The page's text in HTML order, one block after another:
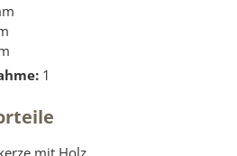
1
mit Holz